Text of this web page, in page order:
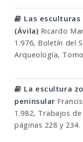
Las
(Ávila) Ricardo
1.976, Boletín del
Arqueología,
La escultura
peninsular
1.982, Trabajos
páginas 228 y 234.